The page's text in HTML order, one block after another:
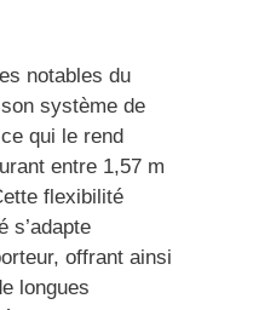
notables du
système de
qui le rend
entre 1,57 m
flexibilité
s’adapte
offrant ainsi
longues